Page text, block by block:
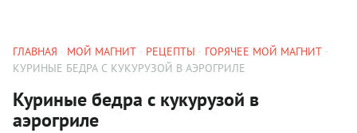
ГЛАВНАЯ МОЙ МАГНИТ РЕЦЕПТЫ
ГОРЯЧЕЕ МОЙ МАГНИТ
КУРИНЫЕ БЕДРА С КУКУРУЗОЙ В АЭРОГРИЛЕ
Куриные бедра с кукурузой в
аэрогриле